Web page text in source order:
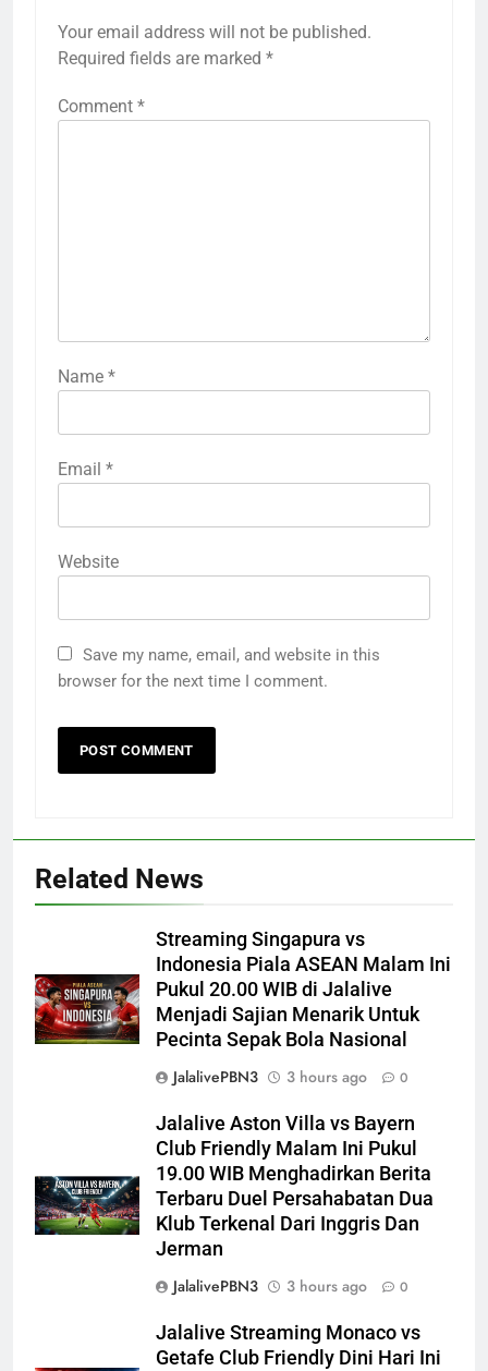
Your email address will not be published.
Required fields are marked *
Comment *
Name *
Email *
Website
Save my name, email, and website in this
browser for the next time I comment.
Related News
Streaming Singapura vs
Indonesia Piala ASEAN Malam Ini
Pukul 20.00 WIB di Jalalive
Menjadi Sajian Menarik Untuk
Pecinta Sepak Bola Nasional
JalalivePBN3
3 hours ago 0
Jalalive Aston Villa vs Bayern
Club Friendly Malam Ini Pukul
19.00 WIB Menghadirkan Berita
Terbaru Duel Persahabatan Dua
Klub Terkenal Dari Inggris Dan
Jerman
JalalivePBN3
3 hours ago 0
Jalalive Streaming Monaco vs
Getafe Club Friendly Dini Hari Ini